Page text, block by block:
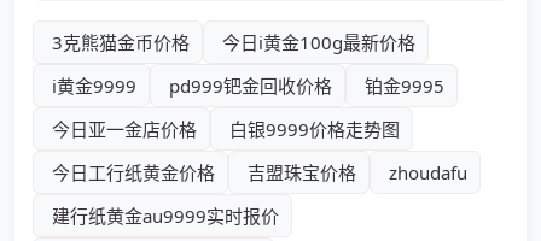
3克熊猫金币价格
今日i黄金100g最新价格
i黄金9999
pd999钯金回收价格
铂金9995
今日亚一金店价格
白银9999价格走势图
今日工行纸黄金价格
吉盟珠宝价格
zhoudafu
建行纸黄金au9999实时报价